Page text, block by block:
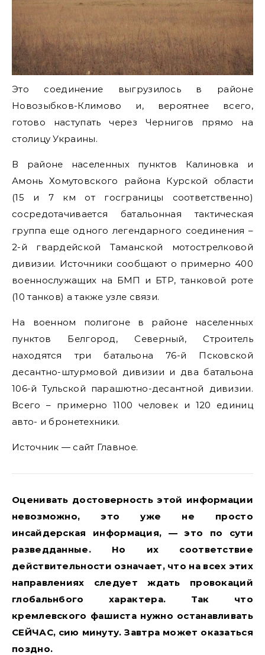
Это соединение выгрузилось в районе
Новозыбков-Климово и, вероятнее всего,
готово наступать через Чернигов прямо на
столицу Украины.
В районе населенных пунктов Калиновка и
Амонь Хомутовского района Курской области
(15 и 7 км от госграницы соответственно)
сосредотачивается батальонная тактическая
группа еще одного легендарного соединения –
2-й гвардейской Таманской мотострелковой
дивизии. Источники сообщают о примерно 400
военнослужащих на БМП и БТР, танковой роте
(10 танков) а также узле связи.
На военном полигоне в районе населенных
пунктов Белгород, Северный, Строитель
находятся три батальона 76-й Псковской
десантно-штурмовой дивизии и два батальона
106-й Тульской парашютно-десантной дивизии.
Всего – примерно 1100 человек и 120 единиц
авто- и бронетехники.
Источник — сайт Главное.
Оценивать достоверность этой информации
невозможно, это уже не просто
инсайдерская информация, — это по сути
разведданные. Но их соответствие
действительности означает, что на всех этих
направлениях следует ждать провокаций
глобальн6ого характера. Так что
кремлевского фашиста нужно останавливать
СЕЙЧАС, сию минуту. Завтра может оказаться
поздно.